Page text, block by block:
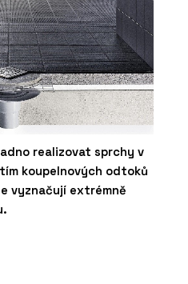
realizovat sprchy v
koupelnových odtoků
vyznačují extrémně